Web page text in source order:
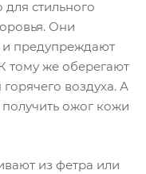
стильного
Они
и предупреждают
тому же оберегают
воздуха. А
ожог кожи
из фетра или